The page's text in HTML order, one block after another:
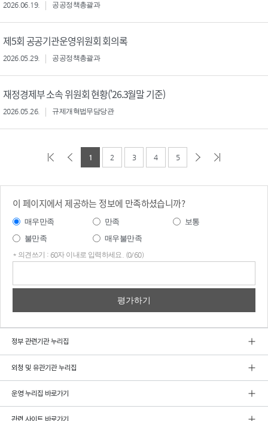
2026.06.19. 공공정책총괄과
제5회 공공기관운영위원회 회의록
2026.05.29. 공공정책총괄과
재정경제부 소속 위원회 현황('26.3월말 기준)
2026.05.26. 규제개혁법무담당관
1 2 3 4 5
이 페이지에서 제공하는 정보에 만족하셨습니까?
매우만족 만족
보통
불만족
매우불만족
* 의견쓰기 : 60자 이내로 입력하세요. (0/60)
정부 관련기관 누리집
외청 및 유관기관 누리집
운영 누리집 바로가기
관련 사이트 바로가기